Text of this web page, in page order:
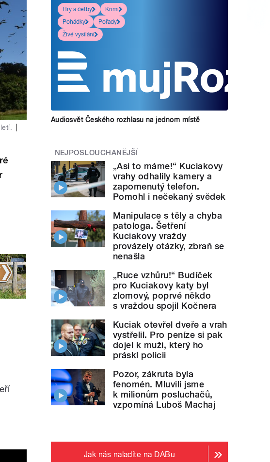
Hry a četby
Krimi
Pohádky
Pořady
Živé vysílání
Audiosvět Českého rozhlasu na jednom místě
NEJPOSLOUCHANĚJŠÍ
„Asi to máme!“ Kuciakovy
vrahy odhalily kamery a
zapomenutý telefon.
Pomohl i nečekaný svědek
Manipulace s těly a chyba
patologa. Šetření
Kuciakovy vraždy
provázely otázky, zbraň se
nenašla
„Ruce vzhůru!“ Budíček
pro Kuciakovy katy byl
zlomový, poprvé někdo
s vraždou spojil Kočnera
Kuciak otevřel dveře a vrah
vystřelil. Pro peníze si pak
dojel k muži, který ho
práskl policii
Pozor, zákruta byla
fenomén. Mluvili jsme
k milionům posluchačů,
vzpomíná Luboš Machaj
Jak nás naladíte na DABu